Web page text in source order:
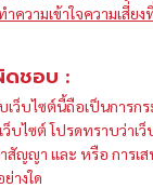
วามเข้าใจความเสี่ยง
ดชอบ :
ว็บไซต์นี้ถือเป็นการกร
บไซต์ โปรดทราบว่าเ
สัญญา และ หรือ การเ
างใด